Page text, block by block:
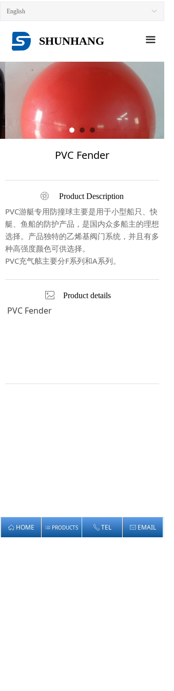
끀
HOME
ABOUT US
CONTACT US
SHUNHANG
ꀅ
English
PVC Fender
Product Description
PVC游艇专用防撞球主要是用于小型船只、快
艇、鱼船的防护产品，是国内众多船主的理想
选择。产品独特的乙烯基阀门系统，并且有多
种高强度颜色可供选择。
PVC充气舷主要分F系列和A系列。
Product details
PVC Fender
ꁵ
ꂈ
ꀇ HOME ꂇ PRODUCTS ꂅ TEL ꂘ EMAIL